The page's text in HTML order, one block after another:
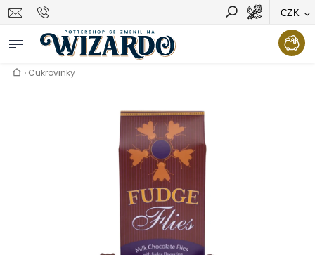
CZK
Vyhledávání Hledat
› Cukrovinky